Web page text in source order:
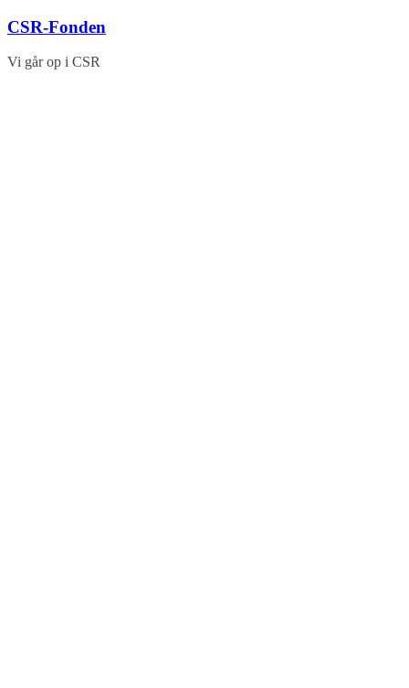
Skip
content
CSR-Fonden
Vi går op i CSR